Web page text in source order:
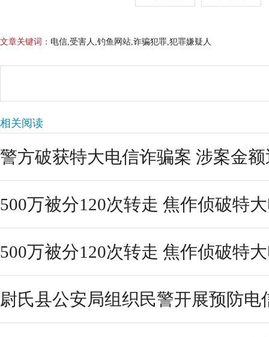
文章关键词： 电信,受害人,钓鱼网站,诈骗犯罪,犯罪嫌疑人
相关阅读
警方破获特大电信诈骗案 涉案金
500万被分120次转走 焦作侦破特
500万被分120次转走 焦作侦破特
尉氏县公安局组织民警开展预防电